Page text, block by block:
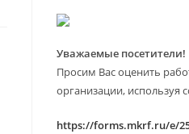
Уважаемые посетители!
Просим Вас оценить
организации, используя
https://forms.mkrf.ru/e/